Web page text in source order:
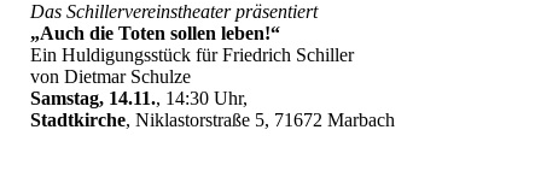
Das Schillervereinstheater präsentiert
„Auch die Toten sollen leben!“
Ein Huldigungsstück für Friedrich Schiller
von Dietmar Schulze
Samstag, 14.11., 14:30 Uhr,
Stadtkirche, Niklastorstraße 5, 71672 Marbach